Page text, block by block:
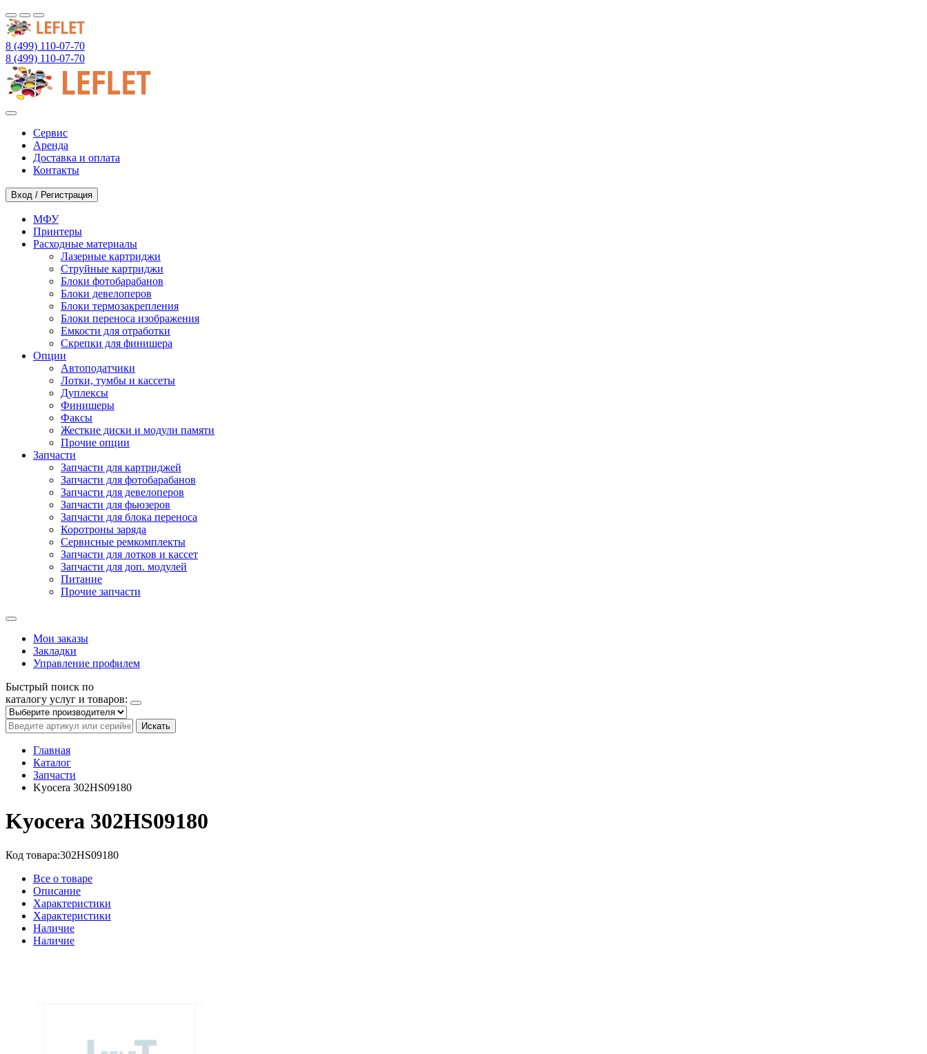
8 (499) 110-07-70
8 (499) 110-07-70
Сервис
Аренда
Доставка и оплата
Контакты
Вход / Регистрация
МФУ
Принтеры
Расходные материалы
Лазерные картриджи
Струйные картриджи
Блоки фотобарабанов
Блоки девелоперов
Блоки термозакрепления
Блоки переноса изображения
Емкости для отработки
Скрепки для финишера
Опции
Автоподатчики
Лотки, тумбы и кассеты
Дуплексы
Финишеры
Факсы
Жесткие диски и модули памяти
Прочие опции
Запчасти
Запчасти для картриджей
Запчасти для фотобарабанов
Запчасти для девелоперов
Запчасти для фьюзеров
Запчасти для блока переноса
Коротроны заряда
Сервисные ремкомплекты
Запчасти для лотков и кассет
Запчасти для доп. модулей
Питание
Прочие запчасти
Мои заказы
Закладки
Управление профилем
Быстрый поиск по
каталогу услуг и товаров:
Искать
Главная
Каталог
Запчасти
Kyocera 302HS09180
Kyocera 302HS09180
Код товара:302HS09180
Все о товаре
Описание
Характеристики
Характеристики
Наличие
Наличие